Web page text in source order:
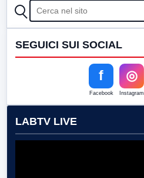
CERCA
SEGUICI SUI SOCIAL
f
Facebook
◎
Instagram
LABTV LIVE